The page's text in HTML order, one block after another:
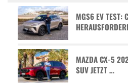
MGS6 EV TEST:
MAZDA CX-5
SUV JETZT …